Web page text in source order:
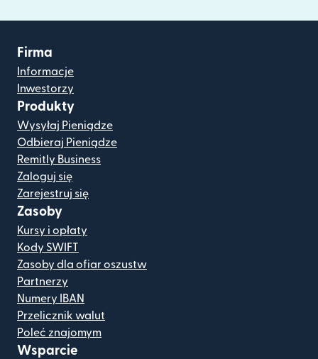
Firma
Informacje
Inwestorzy
Produkty
Wysyłaj Pieniądze
Odbieraj Pieniądze
Remitly Business
Zaloguj się
Zarejestruj się
Zasoby
Kursy i opłaty
Kody SWIFT
Zasoby dla ofiar oszustw
Partnerzy
Numery IBAN
Przelicznik walut
Poleć znajomym
Wsparcie